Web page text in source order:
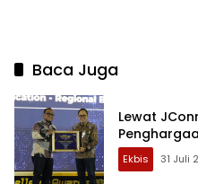
Baca Juga
Lewat
Ekbis 31 Juli